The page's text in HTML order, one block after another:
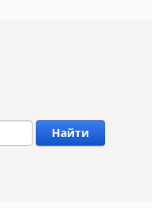
Найти